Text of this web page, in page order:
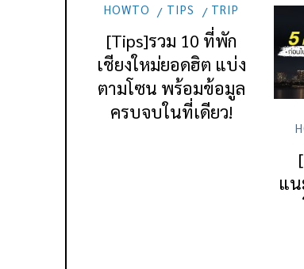
HOWTO TIPS TRIP
[Tips]รวม 10 ที่พัก
เชียงใหม่ยอดฮิต แบ่ง
ตามโซน พร้อมข้อมูล
ครบจบในที่เดียว!
แน